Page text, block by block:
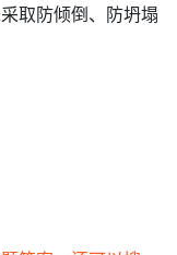
取防倾倒、防坍塌